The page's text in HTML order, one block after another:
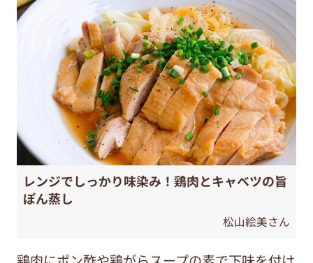
レンジでしっかり味染み！鶏肉とキャベツの旨
ぽん蒸し
松山絵美さん